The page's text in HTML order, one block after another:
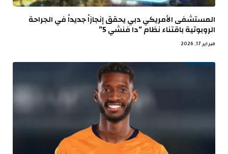
المستشفى الأمريكي دبي يحقق إنجازاً جديداً في الجراحة
الروبوتية باقتناء نظام “دا فنشي 5”
فبراير 17, 2026